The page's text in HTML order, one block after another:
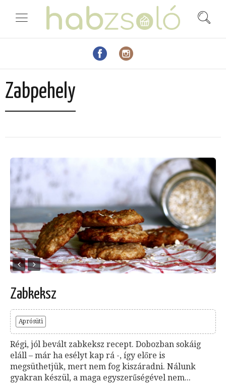
Zabpehely
Zabkeksz
Aprósüti
Régi, jól bevált zabkeksz recept. Dobozban sokáig
eláll – már ha esélyt kap rá -, így előre is
megsüthetjük, mert nem fog kiszáradni. Nálunk
gyakran készül, a maga egyszerűségével nem...